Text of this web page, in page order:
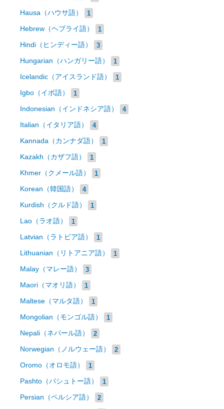
Hausa（ハウサ語） 1
Hebrew（ヘブライ語） 1
Hindi（ヒンディー語） 3
Hungarian（ハンガリー語） 1
Icelandic（アイスランド語） 1
Igbo（イボ語） 1
Indonesian（インドネシア語） 4
Italian（イタリア語） 4
Kannada（カンナダ語） 1
Kazakh（カザフ語） 1
Khmer（クメール語） 1
Korean（韓国語） 4
Kurdish（クルド語） 1
Lao（ラオ語） 1
Latvian（ラトビア語） 1
Lithuanian（リトアニア語） 1
Malay（マレー語） 3
Maori（マオリ語） 1
Maltese（マルタ語） 1
Mongolian（モンゴル語） 1
Nepali（ネパール語） 2
Norwegian（ノルウェー語） 2
Oromo（オロモ語） 1
Pashto（パシュトー語） 1
Persian（ペルシア語） 2